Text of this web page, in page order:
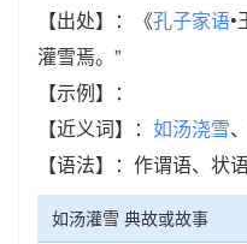
【出处】：《孔子家语•
灌雪焉。”
【示例】：
【近义词】： 如汤浇雪、
【语法】：作谓语、状
如汤灌雪 典故或故事